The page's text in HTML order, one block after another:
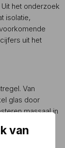
het onderzoek
isolatie,
uit het
Van
glas door
massaal in
en
van